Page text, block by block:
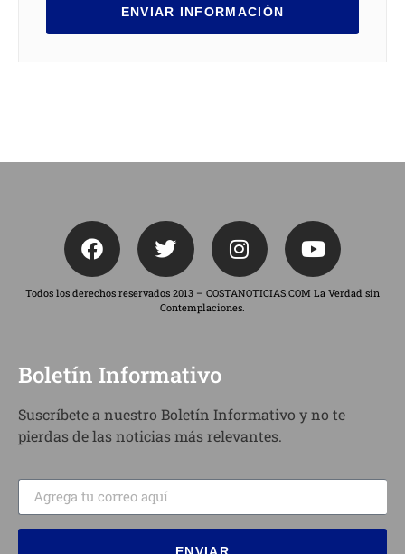
ENVIAR INFORMACIÓN
Todos los derechos reservados 2013 – COSTANOTICIAS.COM La Verdad sin
Contemplaciones.
Boletín Informativo
Suscríbete a nuestro Boletín Informativo y no te
pierdas de las noticias más relevantes.
ENVIAR